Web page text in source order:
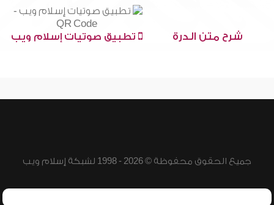
شرح متن الدرة تطبيق صوتيات إسلام ويب
جميع الحقوق محفوظة © 2026 - 1998 لشبكة إسلام ويب